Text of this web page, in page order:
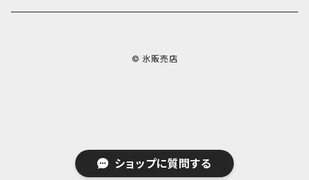
ショップに質問する
葬祭用ドライアイス
© 氷販売店